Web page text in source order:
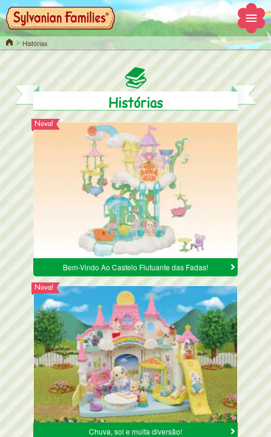
HomeHistórias
Histórias
Nova!
Bem-Vindo Ao Castelo Flutuante das Fadas!
Nova!
Chuva, sol e muita diversão!